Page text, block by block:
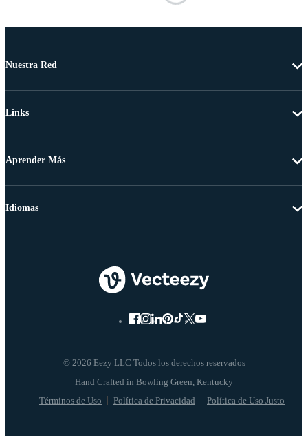
Nuestra Red
Links
Aprender Más
© 2026 Eezy LLC Todos los derechos reservados
Términos de Uso Política de Privacidad Política de Uso Justo
Idiomas